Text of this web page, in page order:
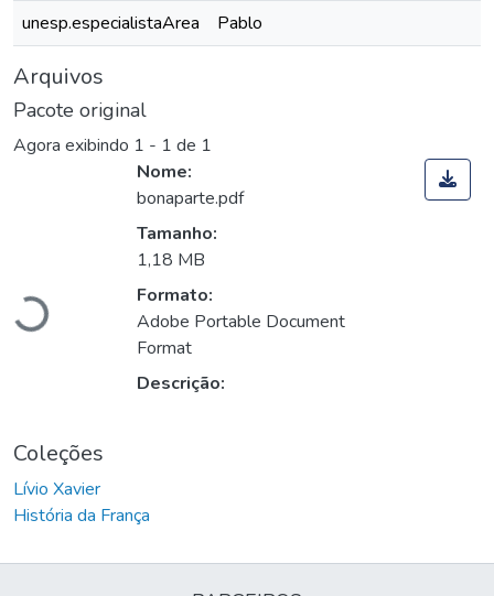
unesp.especialistaArea
Pablo
Arquivos
Pacote original
Agora exibindo 1 - 1 de 1
Carregando...
Nome:
bonaparte.pdf
Tamanho:
1,18 MB
Formato:
Adobe Portable Document
Format
Descrição:
Coleções
Lívio Xavier
História da França